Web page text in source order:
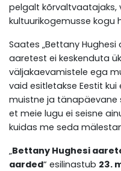
pelgalt kõrvaltvaatajaks,
kultuurikogemusse kogu
Saates „Bettany
aaretest ei keskenduta
väljakaevamistele ega
vaid esitletakse Eestit kui
muistne ja tänapäevane
et meie lugu ei seisne
kuidas me seda
„Bettany Hughesi
aarded“ esilinastub 23.